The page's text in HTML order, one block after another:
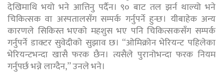
देखिमाथि भयो भने आत्तिनु पर्दैन। ९० बाट तल झर्न थाल्यो भने
चिकित्सक वा अस्पतालसँग सम्पर्क गर्नुपर्ने हुन्छ। यीबाहेक अन्य
कारणले सिकिस्त भएको महशुस भए पनि चिकित्सकसँग सम्पर्क
गर्नुपर्ने डाक्टर सुवेदीको सुझाव छ। “ओमिक्रोन भेरियन्ट पहिलेका
भेरियन्टभन्दा खासै फरक छैन। त्यसैले पुरानोभन्दा फरक नियम
गर्नुपर्छ भन्ने लाग्दैन,” उनले भने।